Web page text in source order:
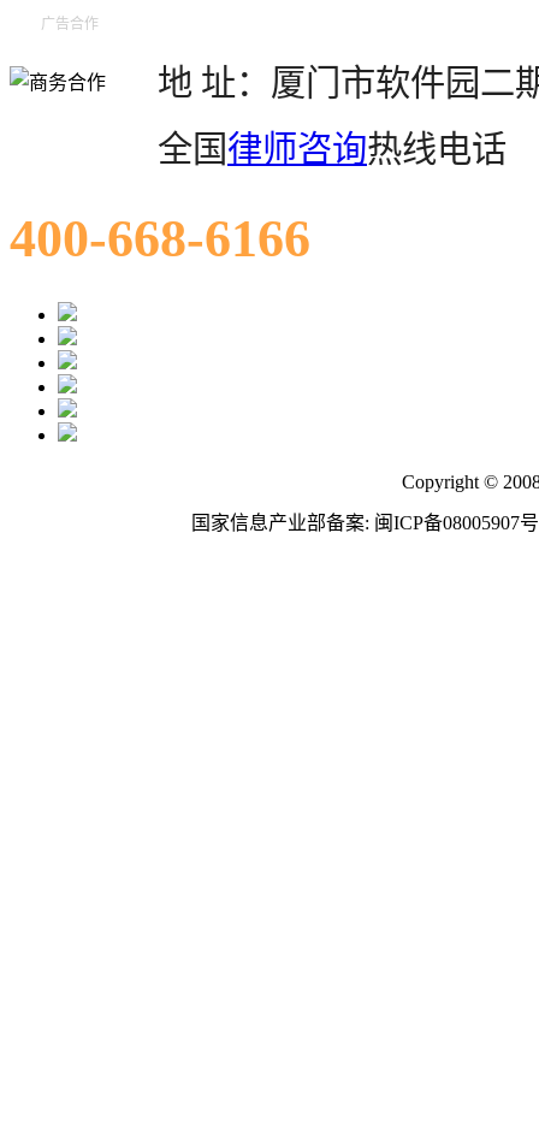
广告合作
地 址：厦门市软件园二
全国 律师咨询热线电话
400-668-6166
Copyright ©
国家信息产业部备案: 闽ICP备08005907